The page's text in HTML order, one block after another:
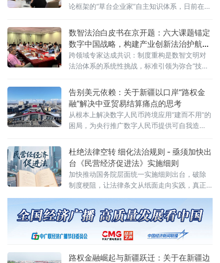
论框架的“草台企业家”自主知识体系，日前在上
法学院教授朱国华在“凤凰涅槃·逐梦前行——企
业家精神与创业经验专题分享会”上正式提出，
标志着中国本土企业家理论研究取得重要进
展。6月27日，由博士联盟主办、中国经济新闻
联播网上海运营中心联合主办的专题分享会在
高
数智法治白皮书在京开题：六大课题锚定
数字中国战略，构建产业创新法治护航新
范式
跨领域专家达成共识：制度重构是数智文明对
法治体系的系统性挑战，标准引领为弥合“技术-
智化消费、数智化创新、数智化易货、数智经
济宏观法治，以及基于智能体与智能体元宇宙
的数智经济六大前沿课题的法治化系列研究。
标志
告别美元依赖：关于新疆以口岸“路权金
融”解决中亚贸易结算痛点的思考
从根本上解决数字人民币跨境应用“建而不用”的
困局，为央行推广数字人民币提供可自我造
杜绝法律空转 细化法治规则 - 亟须加快出
台《民营经济促进法》实施细则
加快推动国务院层面统一实施细则出台，破除
制度梗阻，让法律条文从纸面走向实践，真正
路权金融崛起与新疆跃迁：关于在新疆边